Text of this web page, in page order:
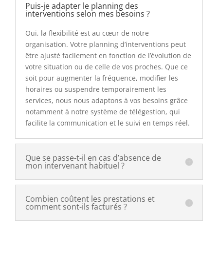
Puis-je adapter le planning des
interventions selon mes besoins ?
Oui, la flexibilité est au cœur de notre
organisation. Votre planning d’interventions peut
être ajusté facilement en fonction de l’évolution de
votre situation ou de celle de vos proches. Que ce
soit pour augmenter la fréquence, modifier les
horaires ou suspendre temporairement les
services, nous nous adaptons à vos besoins grâce
notamment à notre système de télégestion, qui
facilite la communication et le suivi en temps réel.
Que se passe-t-il en cas d’absence de
mon intervenant habituel ?
Combien coûtent les prestations et
comment sont-ils facturés ?